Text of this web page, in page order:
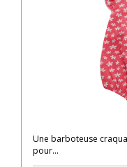
Une barboteuse
pour...